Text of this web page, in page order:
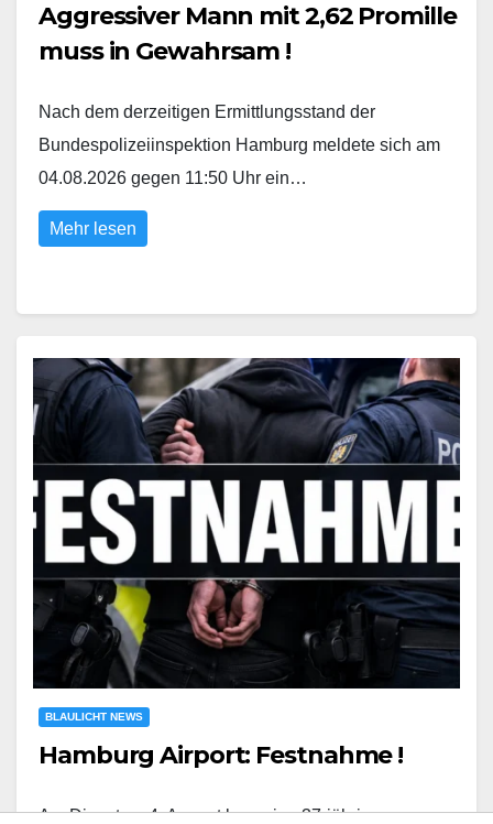
Aggressiver Mann mit 2,62 Promille
muss in Gewahrsam !
Nach dem derzeitigen Ermittlungsstand der
Bundespolizeiinspektion Hamburg meldete sich am
04.08.2026 gegen 11:50 Uhr ein…
Mehr lesen
BLAULICHT NEWS
Hamburg Airport: Festnahme !
Am Dienstag, 4. August kam eine 37-jährige